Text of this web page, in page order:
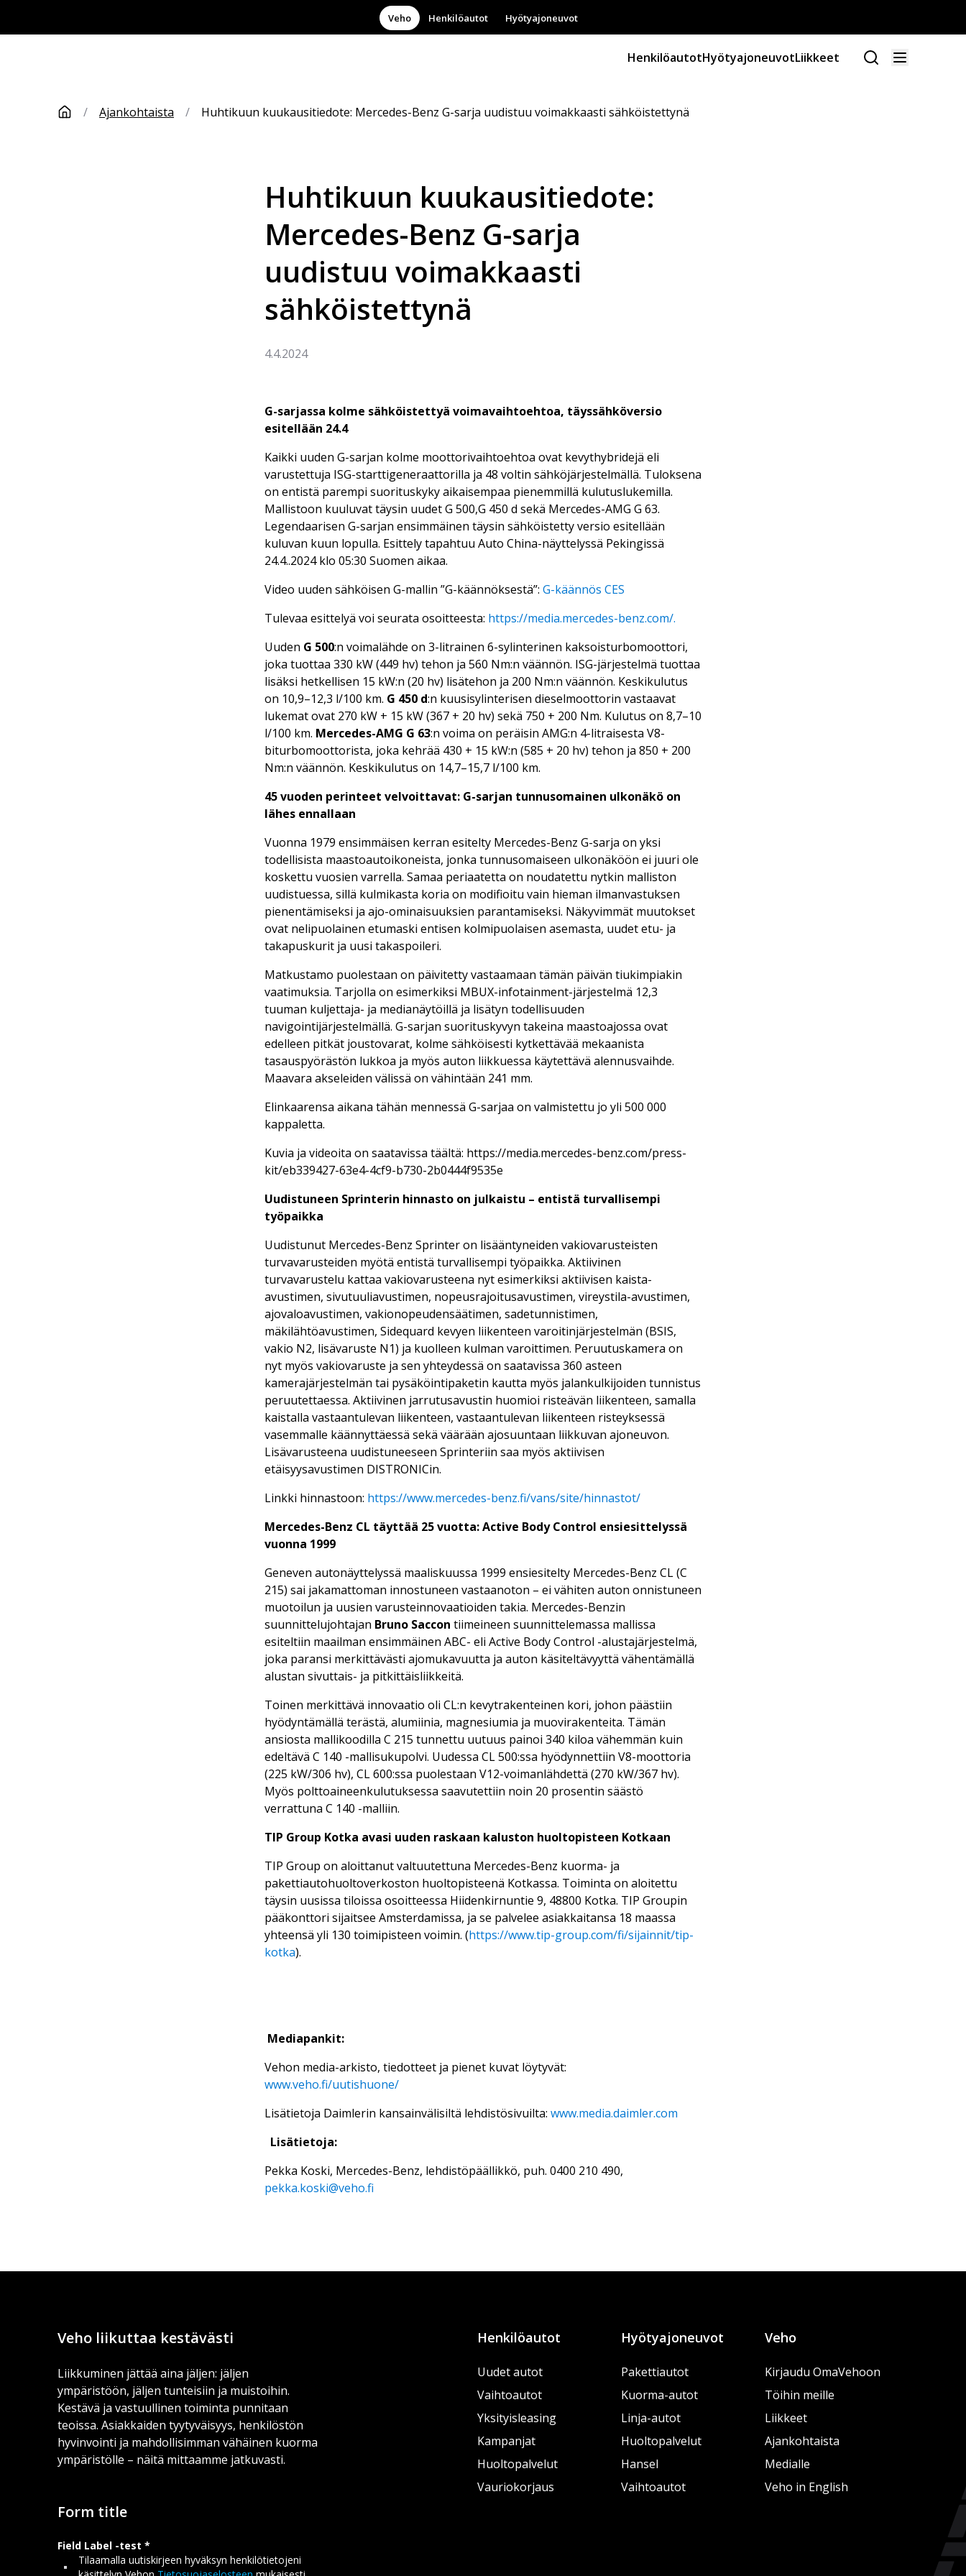
Veho Henkilöautot Hyötyajoneuvot
HenkilöautotHyötyajoneuvotLiikkeet
/ Ajankohtaista / Huhtikuun kuukausitiedote: Mercedes-Benz G-sarja uudistuu voimakkaasti sähköistettynä
Huhtikuun kuukausitiedote:
Mercedes-Benz G-sarja
uudistuu voimakkaasti
sähköistettynä
4.4.2024
G-sarjassa kolme sähköistettyä voimavaihtoehtoa, täyssähköversio
esitellään 24.4
Kaikki uuden G-sarjan kolme moottorivaihtoehtoa ovat kevythybridejä eli
varustettuja ISG-starttigeneraattorilla ja 48 voltin sähköjärjestelmällä. Tuloksena
on entistä parempi suorituskyky aikaisempaa pienemmillä kulutuslukemilla.
Mallistoon kuuluvat täysin uudet G 500,G 450 d sekä Mercedes-AMG G 63.
Legendaarisen G-sarjan ensimmäinen täysin sähköistetty versio esitellään
kuluvan kuun lopulla. Esittely tapahtuu Auto China-näyttelyssä Pekingissä
24.4..2024 klo 05:30 Suomen aikaa.
Video uuden sähköisen G-mallin ”G-käännöksestä”: G-käännös CES
Tulevaa esittelyä voi seurata osoitteesta: https://media.mercedes-benz.com/.
Uuden G 500:n voimalähde on 3-litrainen 6-sylinterinen kaksoisturbomoottori,
joka tuottaa 330 kW (449 hv) tehon ja 560 Nm:n väännön. ISG-järjestelmä tuottaa
lisäksi hetkellisen 15 kW:n (20 hv) lisätehon ja 200 Nm:n väännön. Keskikulutus
on 10,9–12,3 l/100 km. G 450 d:n kuusisylinterisen dieselmoottorin vastaavat
lukemat ovat 270 kW + 15 kW (367 + 20 hv) sekä 750 + 200 Nm. Kulutus on 8,7–10
l/100 km. Mercedes-AMG G 63:n voima on peräisin AMG:n 4-litraisesta V8-
biturbomoottorista, joka kehrää 430 + 15 kW:n (585 + 20 hv) tehon ja 850 + 200
Nm:n väännön. Keskikulutus on 14,7–15,7 l/100 km.
45 vuoden perinteet velvoittavat: G-sarjan tunnusomainen ulkonäkö on
lähes ennallaan
Vuonna 1979 ensimmäisen kerran esitelty Mercedes-Benz G-sarja on yksi
todellisista maastoautoikoneista, jonka tunnusomaiseen ulkonäköön ei juuri ole
koskettu vuosien varrella. Samaa periaatetta on noudatettu nytkin malliston
uudistuessa, sillä kulmikasta koria on modifioitu vain hieman ilmanvastuksen
pienentämiseksi ja ajo-ominaisuuksien parantamiseksi. Näkyvimmät muutokset
ovat nelipuolainen etumaski entisen kolmipuolaisen asemasta, uudet etu- ja
takapuskurit ja uusi takaspoileri.
Matkustamo puolestaan on päivitetty vastaamaan tämän päivän tiukimpiakin
vaatimuksia. Tarjolla on esimerkiksi MBUX-infotainment-järjestelmä 12,3
tuuman kuljettaja- ja medianäytöillä ja lisätyn todellisuuden
navigointijärjestelmällä. G-sarjan suorituskyvyn takeina maastoajossa ovat
edelleen pitkät joustovarat, kolme sähköisesti kytkettävää mekaanista
tasauspyörästön lukkoa ja myös auton liikkuessa käytettävä alennusvaihde.
Maavara akseleiden välissä on vähintään 241 mm.
Elinkaarensa aikana tähän mennessä G-sarjaa on valmistettu jo yli 500 000
kappaletta.
Kuvia ja videoita on saatavissa täältä: https://media.mercedes-benz.com/press-
kit/eb339427-63e4-4cf9-b730-2b0444f9535e
Uudistuneen Sprinterin hinnasto on julkaistu – entistä turvallisempi
työpaikka
Uudistunut Mercedes-Benz Sprinter on lisääntyneiden vakiovarusteisten
turvavarusteiden myötä entistä turvallisempi työpaikka. Aktiivinen
turvavarustelu kattaa vakiovarusteena nyt esimerkiksi aktiivisen kaista-
avustimen, sivutuuliavustimen, nopeusrajoitusavustimen, vireystila-avustimen,
ajovaloavustimen, vakionopeudensäätimen, sadetunnistimen,
mäkilähtöavustimen, Sidequard kevyen liikenteen varoitinjärjestelmän (BSIS,
vakio N2, lisävaruste N1) ja kuolleen kulman varoittimen. Peruutuskamera on
nyt myös vakiovaruste ja sen yhteydessä on saatavissa 360 asteen
kamerajärjestelmän tai pysäköintipaketin kautta myös jalankulkijoiden tunnistus
peruutettaessa. Aktiivinen jarrutusavustin huomioi risteävän liikenteen, samalla
kaistalla vastaantulevan liikenteen, vastaantulevan liikenteen risteyksessä
vasemmalle käännyttäessä sekä väärään ajosuuntaan liikkuvan ajoneuvon.
Lisävarusteena uudistuneeseen Sprinteriin saa myös aktiivisen
etäisyysavustimen DISTRONICin.
Linkki hinnastoon: https://www.mercedes-benz.fi/vans/site/hinnastot/
Mercedes-Benz CL täyttää 25 vuotta: Active Body Control ensiesittelyssä
vuonna 1999
Geneven autonäyttelyssä maaliskuussa 1999 ensiesitelty Mercedes-Benz CL (C
215) sai jakamattoman innostuneen vastaanoton – ei vähiten auton onnistuneen
muotoilun ja uusien varusteinnovaatioiden takia. Mercedes-Benzin
suunnittelujohtajan Bruno Saccon tiimeineen suunnittelemassa mallissa
esiteltiin maailman ensimmäinen ABC- eli Active Body Control -alustajärjestelmä,
joka paransi merkittävästi ajomukavuutta ja auton käsiteltävyyttä vähentämällä
alustan sivuttais- ja pitkittäisliikkeitä.
Toinen merkittävä innovaatio oli CL:n kevytrakenteinen kori, johon päästiin
hyödyntämällä terästä, alumiinia, magnesiumia ja muovirakenteita. Tämän
ansiosta mallikoodilla C 215 tunnettu uutuus painoi 340 kiloa vähemmän kuin
edeltävä C 140 -mallisukupolvi. Uudessa CL 500:ssa hyödynnettiin V8-moottoria
(225 kW/306 hv), CL 600:ssa puolestaan V12-voimanlähdettä (270 kW/367 hv).
Myös polttoaineenkulutuksessa saavutettiin noin 20 prosentin säästö
verrattuna C 140 -malliin.
TIP Group Kotka avasi uuden raskaan kaluston huoltopisteen Kotkaan
TIP Group on aloittanut valtuutettuna Mercedes-Benz kuorma- ja
pakettiautohuoltoverkoston huoltopisteenä Kotkassa. Toiminta on aloitettu
täysin uusissa tiloissa osoitteessa Hiidenkirnuntie 9, 48800 Kotka. TIP Groupin
pääkonttori sijaitsee Amsterdamissa, ja se palvelee asiakkaitansa 18 maassa
yhteensä yli 130 toimipisteen voimin. (https://www.tip-group.com/fi/sijainnit/tip-
kotka).
Mediapankit:
Vehon media-arkisto, tiedotteet ja pienet kuvat löytyvät:
www.veho.fi/uutishuone/
Lisätietoja Daimlerin kansainvälisiltä lehdistösivuilta: www.media.daimler.com
Lisätietoja:
Pekka Koski, Mercedes-Benz, lehdistöpäällikkö, puh. 0400 210 490,
pekka.koski@veho.fi
Veho liikuttaa kestävästi
Liikkuminen jättää aina jäljen: jäljen
ympäristöön, jäljen tunteisiin ja muistoihin.
Kestävä ja vastuullinen toiminta punnitaan
teoissa. Asiakkaiden tyytyväisyys, henkilöstön
hyvinvointi ja mahdollisimman vähäinen kuorma
ympäristölle – näitä mittaamme jatkuvasti.
Form title
Field Label -test
Tilaamalla uutiskirjeen hyväksyn henkilötietojeni
Henkilöautot
Uudet autot
Vaihtoautot
Yksityisleasing
Kampanjat
Huoltopalvelut
Vauriokorjaus
Hyötyajoneuvot
Pakettiautot
Kuorma-autot
Linja-autot
Huoltopalvelut
Hansel
Vaihtoautot
Veho
Kirjaudu OmaVehoon
Töihin meille
Liikkeet
Ajankohtaista
Medialle
Veho in English